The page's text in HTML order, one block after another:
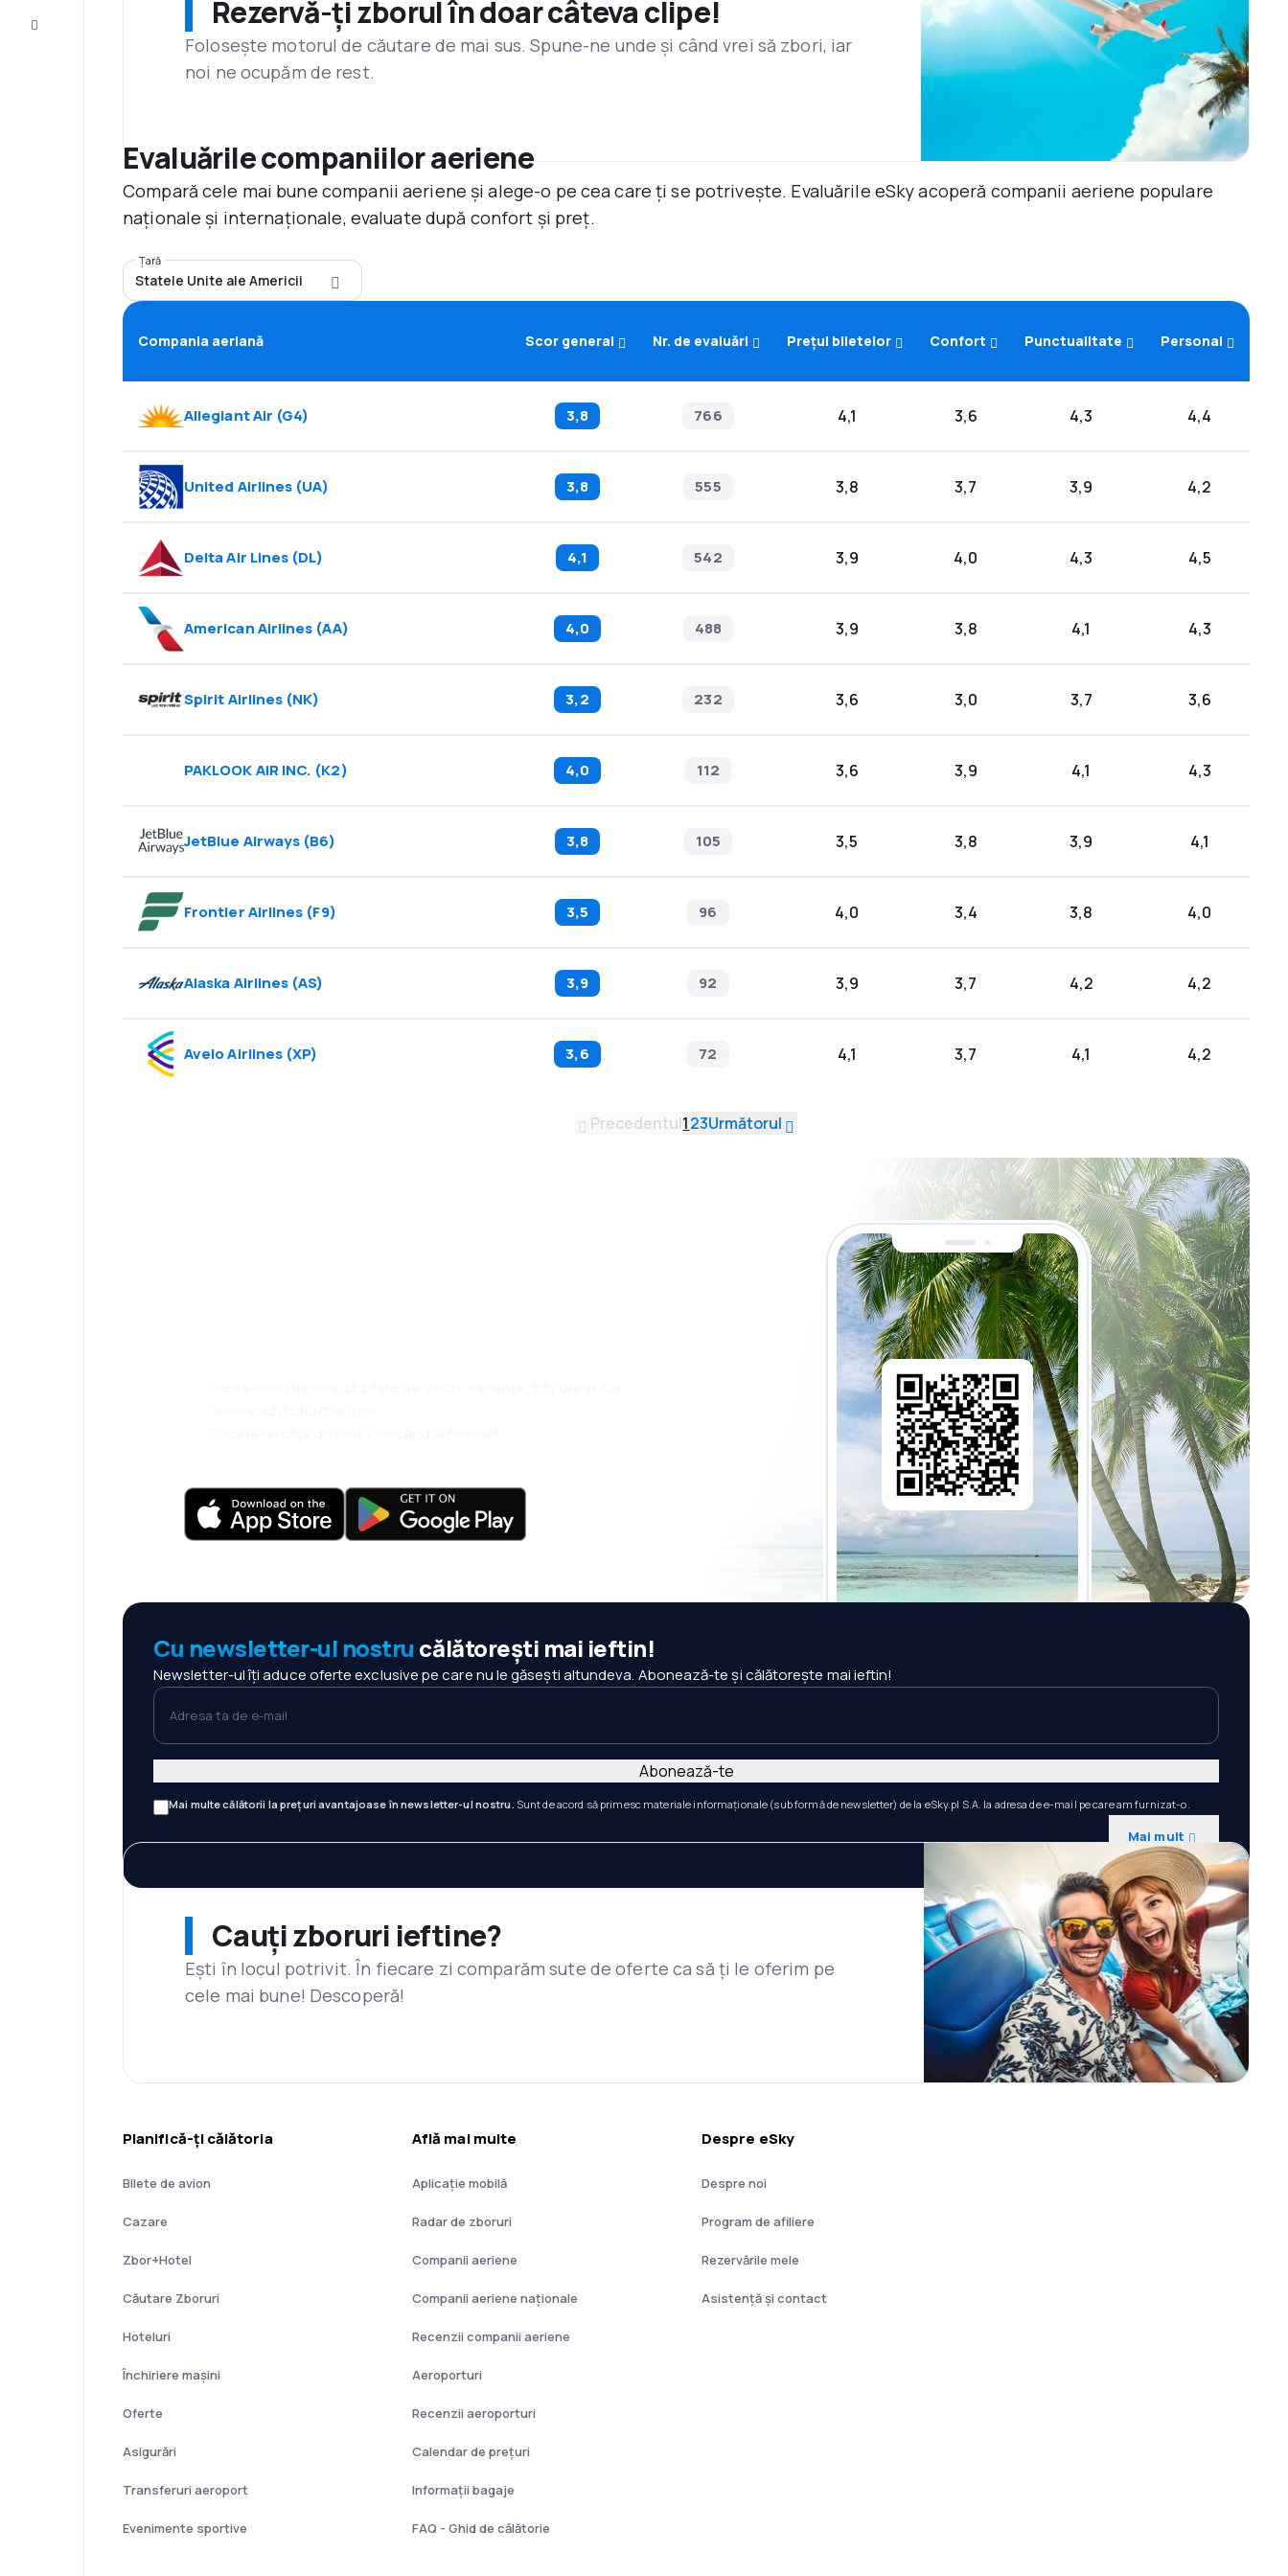
Rezervă-ți zborul în doar câteva clipe!
Folosește motorul de căutare de mai sus. Spune-ne unde și când vrei să zbori, iar
noi ne ocupăm de rest.
Evaluările companiilor aeriene
Compară cele mai bune companii aeriene și alege-o pe cea care ți se potrivește. Evaluările eSky acoperă companii aeriene populare
naționale și internaționale, evaluate după confort și preț.
Țară
Statele Unite ale Americii
Compania aeriană Scor general Nr. de evaluări Prețul biletelor Confort Punctualitate Personal
Allegiant Air (G4) 3,8 766 4,1 3,6 4,3 4,4
United Airlines (UA) 3,8 555 3,8 3,7 3,9 4,2
Delta Air Lines (DL) 4,1 542 3,9 4,0 4,3 4,5
American Airlines (AA) 4,0 488 3,9 3,8 4,1 4,3
Spirit Airlines (NK) 3,2 232 3,6 3,0 3,7 3,6
PAKLOOK AIR INC. (K2) 4,0 112 3,6 3,9 4,1 4,3
JetBlue Airways (B6) 3,8 105 3,5 3,8 3,9 4,1
Frontier Airlines (F9) 3,5 96 4,0 3,4 3,8 4,0
Alaska Airlines (AS) 3,9 92 3,9 3,7 4,2 4,2
Avelo Airlines (XP) 3,6 72 4,1 3,7 4,1 4,2
Precedentul123Următorul
Cu newsletter-ul nostru călătorești mai ieftin!
Newsletter-ul îți aduce oferte exclusive pe care nu le găsești altundeva. Abonează-te și călătorește mai ieftin!
Adresa ta de e-mail
Mai multe călătorii la prețuri avantajoase în newsletter-ul nostru. Sunt de acord să primesc materiale informaționale (sub formă de newsletter) de la eSky.pl S.A. la adresa de e-mail pe care am furnizat-o.
Mai mult
Abonează-te
Cauți zboruri ieftine?
Ești în locul potrivit. În fiecare zi comparăm sute de oferte ca să ți le oferim pe
cele mai bune! Descoperă!
Planifică-ți călătoria
Bilete de avion
Cazare
Zbor+Hotel
Căutare Zboruri
Hoteluri
Închiriere mașini
Oferte
Asigurări
Transferuri aeroport
Evenimente sportive
Află mai multe
Aplicație mobilă
Radar de zboruri
Companii aeriene
Companii aeriene naţionale
Recenzii companii aeriene
Aeroporturi
Recenzii aeroporturi
Calendar de prețuri
Informații bagaje
FAQ - Ghid de călătorie
Despre eSky
Despre noi
Program de afiliere
Rezervările mele
Asistenţă şi contact